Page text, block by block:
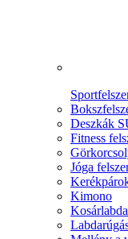
Deszkák
Fitness
Jóga
Kimono